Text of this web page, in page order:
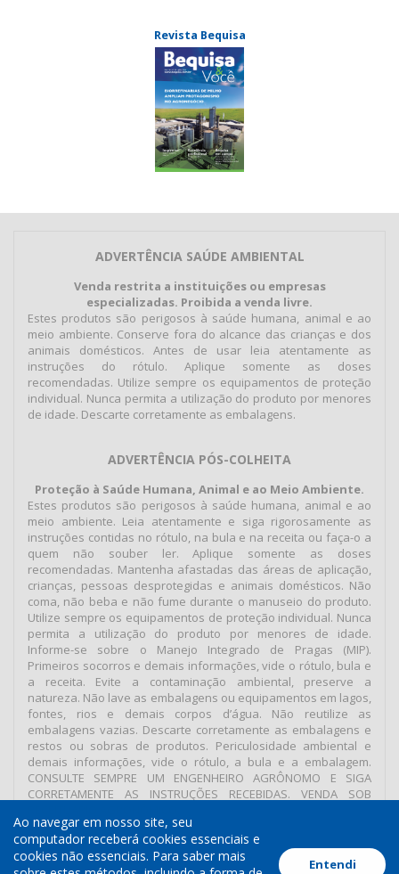
Revista Bequisa
ADVERTÊNCIA SAÚDE AMBIENTAL
Venda restrita a instituições ou empresas
especializadas. Proibida a venda livre.
Estes produtos são perigosos à saúde humana, animal e ao
meio ambiente. Conserve fora do alcance das crianças e dos
animais domésticos. Antes de usar leia atentamente as
instruções do rótulo. Aplique somente as doses
recomendadas. Utilize sempre os equipamentos de proteção
individual. Nunca permita a utilização do produto por menores
de idade. Descarte corretamente as embalagens.
ADVERTÊNCIA PÓS-COLHEITA
Proteção à Saúde Humana, Animal e ao Meio Ambiente.
Estes produtos são perigosos à saúde humana, animal e ao
meio ambiente. Leia atentamente e siga rigorosamente as
instruções contidas no rótulo, na bula e na receita ou faça-o a
quem não souber ler. Aplique somente as doses
recomendadas. Mantenha afastadas das áreas de aplicação,
crianças, pessoas desprotegidas e animais domésticos. Não
coma, não beba e não fume durante o manuseio do produto.
Utilize sempre os equipamentos de proteção individual. Nunca
permita a utilização do produto por menores de idade.
Informe-se sobre o Manejo Integrado de Pragas (MIP).
Primeiros socorros e demais informações, vide o rótulo, bula e
a receita. Evite a contaminação ambiental, preserve a
natureza. Não lave as embalagens ou equipamentos em lagos,
fontes, rios e demais corpos d’água. Não reutilize as
embalagens vazias. Descarte corretamente as embalagens e
restos ou sobras de produtos. Periculosidade ambiental e
demais informações, vide o rótulo, a bula e a embalagem.
CONSULTE SEMPRE UM ENGENHEIRO AGRÔNOMO E SIGA
CORRETAMENTE AS INSTRUÇÕES RECEBIDAS. VENDA SOB
Termos de Uso Política de Cookies Política de Privacidade
Ao navegar em nosso site, seu
computador receberá cookies essenciais e
cookies não essenciais. Para saber mais
Entendi